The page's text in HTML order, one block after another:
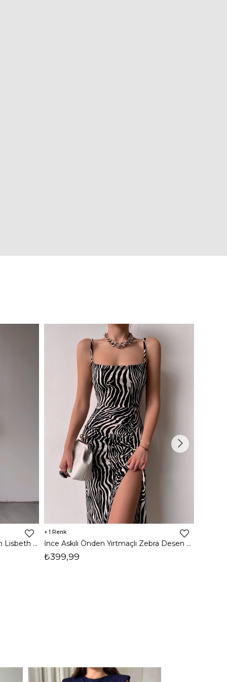
İnce Askılı Önden Yırtmaçlı Uzun Lisbeth Kadın Beyaz Elbise 22K000581
1
İnce Askılı Önden Yırtmaçlı Zebra Desen Citlali Kadın Renkli Elbise 22Y000068
₺399,99